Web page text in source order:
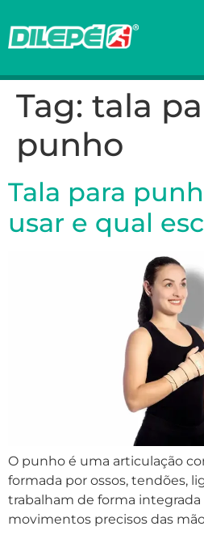
Tag: tala
punho
Tala para
usar e qual
O punho é uma articulação
formada por ossos, tendões,
trabalham de forma
movimentos precisos das